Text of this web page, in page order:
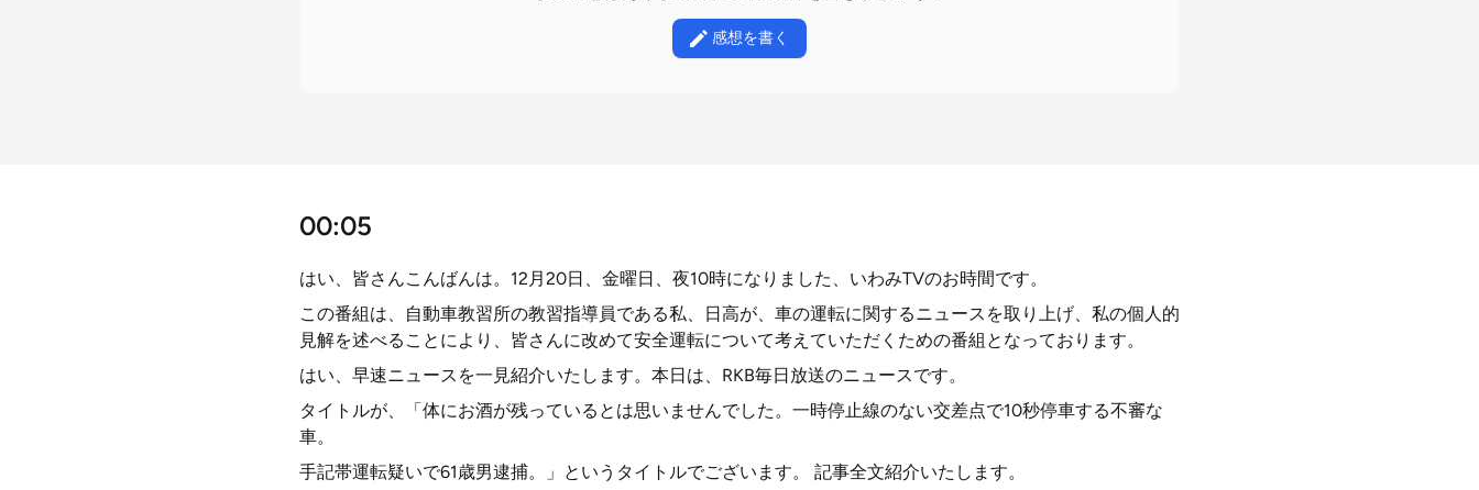
感想を書く
00:05
はい、皆さんこんばんは。12月20日、金曜日、夜10時になりました、いわみTVのお時間です。
この番組は、自動車教習所の教習指導員である私、日高が、車の運転に関するニュースを取り上げ、私の個人的
見解を述べることにより、皆さんに改めて安全運転について考えていただくための番組となっております。
はい、早速ニュースを一見紹介いたします。本日は、RKB毎日放送のニュースです。
タイトルが、「体にお酒が残っているとは思いませんでした。一時停止線のない交差点で10秒停車する不審な
車。
手記帯運転疑いで61歳男逮捕。」というタイトルでございます。 記事全文紹介いたします。